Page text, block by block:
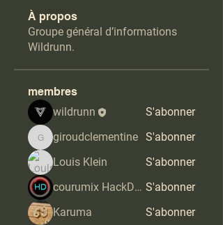
À propos
Groupe général d’informations
Wildrunn.
membres
wildrunn
S'abonner
giroudclementine
giroudclementine S'abonner
Louis Klein
S'abonner
courumix HackDoros S'abonner
Karuma
S'abonner